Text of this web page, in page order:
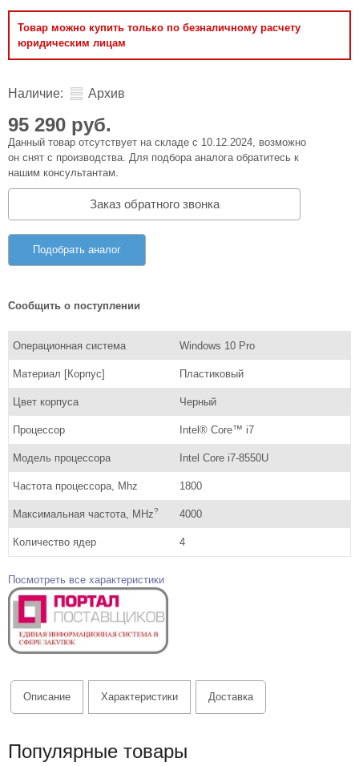
Товар можно купить только по безналичному расчету
юридическим лицам
Наличие: Архив
95 290 руб.
Данный товар отсутствует на складе с 10.12.2024, возможно
он снят с производства. Для подбора аналога обратитесь к
нашим консультантам.
Заказ обратного звонка
Подобрать аналог
Сообщить о поступлении
Операционная система Windows 10 Pro
Материал [Корпус] Пластиковый
Цвет корпуса Черный
Процессор Intel® Core™ i7
Модель процессора Intel Core i7-8550U
Частота процессора, Mhz 1800
Максимальная частота, MHz? 4000
Количество ядер 4
Посмотреть все характеристики
Описание Характеристики Доставка
Популярные товары